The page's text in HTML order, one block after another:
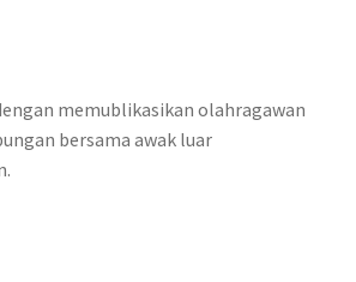
memublikasikan olahragawan
bersama awak luar